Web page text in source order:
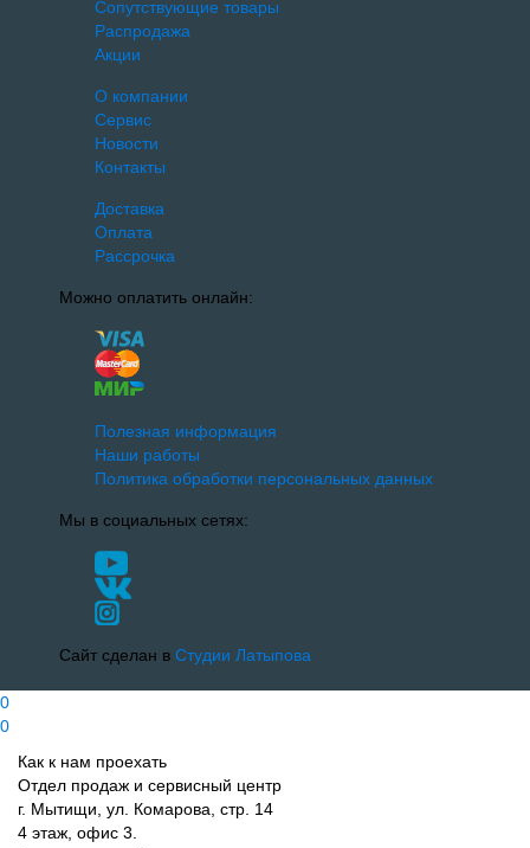
Сопутствующие товары
Распродажа
Акции
О компании
Сервис
Новости
Контакты
Доставка
Оплата
Рассрочка
Можно оплатить онлайн:
Полезная информация
Наши работы
Политика обработки персональных данных
Мы в социальных сетях:
Сайт сделан в Студии Латыпова
0
0
Как к нам проехать
Отдел продаж и сервисный центр
г. Мытищи, ул. Комарова, стр. 14
4 этаж, офис 3.